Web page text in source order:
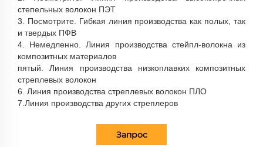
степельных волокон ПЭТ
3. Посмотрите. Гибкая линия производства как полых, так
и твердых ПФВ
4. Немедленно. Линия производства стейпл-волокна из
композитных материалов
пятый. Линия производства низкоплавких композитных
стреплевых волокон
6. Линия производства стреплевых волокон ПЛО
7.Линия производства других стреплеров
Запрос